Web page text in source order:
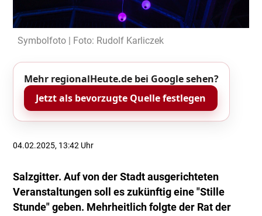
Symbolfoto | Foto: Rudolf Karliczek
Mehr regionalHeute.de bei Google sehen?
Jetzt als bevorzugte Quelle festlegen
04.02.2025, 13:42 Uhr
Salzgitter. Auf von der Stadt ausgerichteten
Veranstaltungen soll es zukünftig eine "Stille
Stunde" geben. Mehrheitlich folgte der Rat der